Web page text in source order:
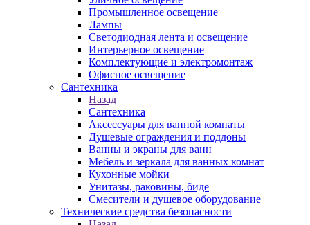
Промышленное освещение
Лампы
Светодиодная лента и освещение
Интерьерное освещение
Комплектующие и электромонтаж
Офисное освещение
Сантехника
Назад
Сантехника
Аксессуары для ванной комнаты
Душевые ограждения и поддоны
Ванны и экраны для ванн
Мебель и зеркала для ванных комнат
Кухонные мойки
Унитазы, раковины, биде
Смесители и душевое оборудование
Технические средства безопасности